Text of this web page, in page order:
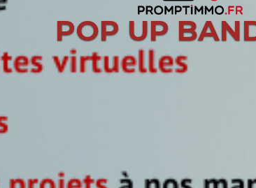
POP UP